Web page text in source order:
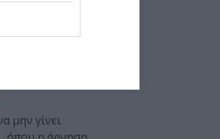
φωτίζει
μεταφέρουν
έζησε ο
μην γίνει